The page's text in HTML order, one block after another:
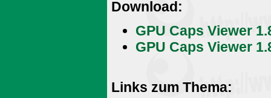
Download:
GPU Caps Viewer
GPU Caps Viewer
Links zum Thema: